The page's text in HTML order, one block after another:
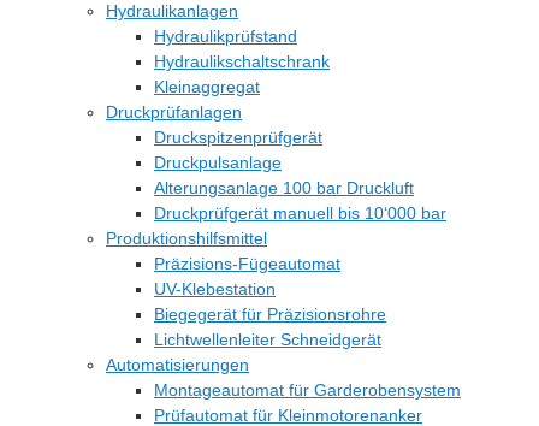
Hydraulikanlagen
Hydraulikprüfstand
Hydraulikschaltschrank
Kleinaggregat
Druckprüfanlagen
Druckspitzenprüfgerät
Druckpulsanlage
Alterungsanlage 100 bar Druckluft
Druckprüfgerät manuell bis 10‘000 bar
Produktionshilfsmittel
Präzisions-Fügeautomat
UV-Klebestation
Biegegerät für Präzisionsrohre
Lichtwellenleiter Schneidgerät
Automatisierungen
Montageautomat für Garderobensystem
Prüfautomat für Kleinmotorenanker